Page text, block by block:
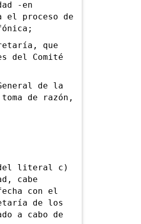
-en
el proceso de
que
del Comité
de la
de razón,
del literal c)
cabe
con el
de los
a cabo de